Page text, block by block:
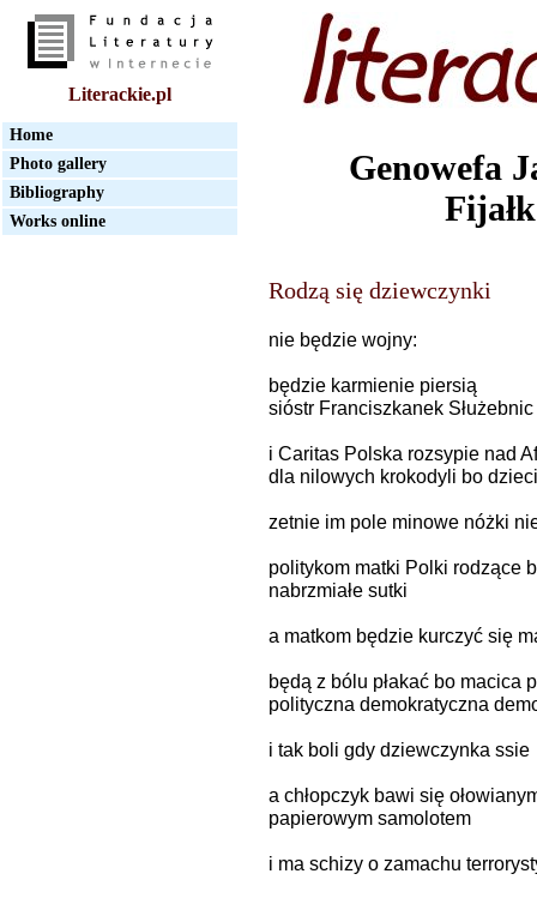
Literackie.pl
Home
Photo gallery
Bibliography
Works online
Genowefa
Rodzą się dziewczynki
nie będzie wojny:
będzie karmienie piersią
sióstr Franciszkanek
i Caritas Polska rozsypie nad
dla nilowych krokodyli bo
zetnie im pole minowe nóżki
politykom matki Polki rodzące
nabrzmiałe sutki
a matkom będzie kurczyć się
będą z bólu płakać bo macica
polityczna demokratyczna
i tak boli gdy dziewczynka ssie
a chłopczyk bawi się
papierowym samolotem
i ma schizy o zamachu